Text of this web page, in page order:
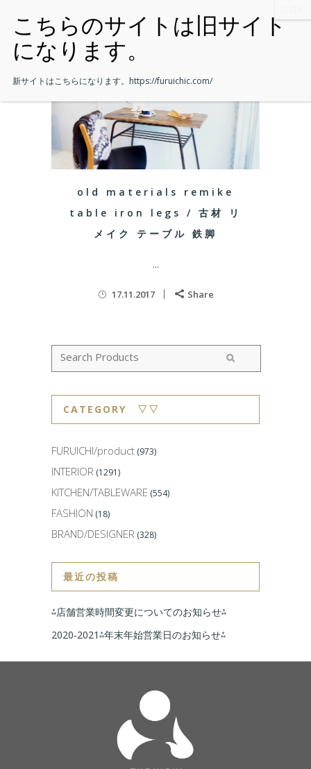
old materials remike
table iron legs / 古材 リ
メイク テーブル 鉄脚
...
17.11.2017 Share
CATEGORY ▽▽
FURUICHI/product (973)
INTERIOR (1291)
KITCHEN/TABLEWARE (554)
FASHION (18)
BRAND/DESIGNER (328)
最近の投稿
⁂店舗営業時間変更についてのお知らせ⁂
2020-2021⁂年末年始営業日のお知らせ⁂
新サイトはこちらになります。 https://furuichic.com/